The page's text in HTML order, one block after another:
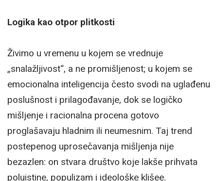
Logika kao otpor plitkosti
Živimo u vremenu u kojem se vrednuje
„snalažljivost“, a ne promišljenost; u kojem se
emocionalna inteligencija često svodi na uglađenu
poslušnost i prilagođavanje, dok se logičko
mišljenje i racionalna procena gotovo
proglašavaju hladnim ili neumesnim. Taj trend
postepenog uprosečavanja mišljenja nije
bezazlen: on stvara društvo koje lakše prihvata
poluistine, populizam i ideološke klišee.